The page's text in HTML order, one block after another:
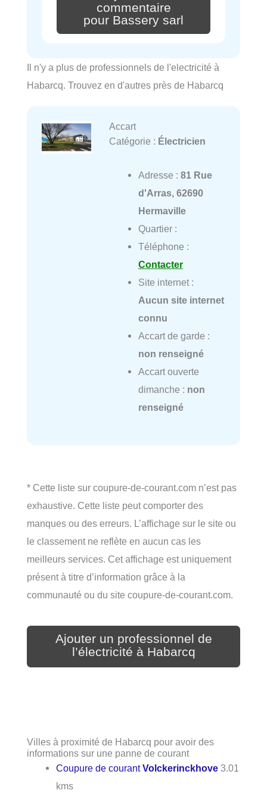
commentaire
pour Bassery sarl
Il n'y a plus de professionnels de l'electricité à
Habarcq. Trouvez en d'autres près de Habarcq
Accart
Catégorie : Électricien
Adresse : 81 Rue
d'Arras, 62690
Hermaville
Quartier :
Téléphone :
Contacter
Site internet :
Aucun site internet
connu
Accart de garde :
non renseigné
Accart ouverte
dimanche : non
renseigné
* Cette liste sur coupure-de-courant.com n’est pas
exhaustive. Cette liste peut comporter des
manques ou des erreurs. L’affichage sur le site ou
le classement ne reflète en aucun cas les
meilleurs services. Cet affichage est uniquement
présent à titre d’information grâce à la
communauté ou du site coupure-de-courant.com.
Ajouter un professionnel de
l’électricité à Habarcq
Villes à proximité de Habarcq pour avoir des
informations sur une panne de courant
Coupure de courantVolckerinckhove 3.01
kms